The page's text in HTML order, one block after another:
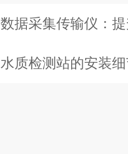
数据采集传输仪：提升
水质检测站的安装